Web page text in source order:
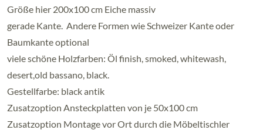
Größe hier 200x100 cm Eiche massiv
gerade Kante. Andere Formen wie Schweizer Kante oder
Baumkante optional
viele schöne Holzfarben: Öl finish, smoked, whitewash,
desert,old bassano, black.
Gestellfarbe: black antik
Zusatzoption Ansteckplatten von je 50x100 cm
Zusatzoption Montage vor Ort durch die Möbeltischler